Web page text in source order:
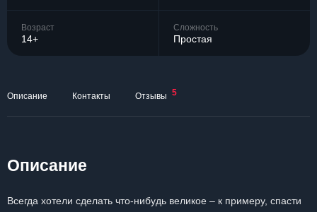
Возраст
14+
Сложность
Простая
Описание Контакты Отзывы 5
Описание
Всегда хотели сделать что-нибудь великое – к примеру, спасти